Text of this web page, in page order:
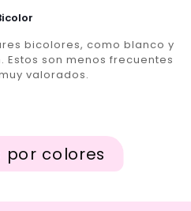
bicolores, como blanco y
son menos frecuentes
valorados.
por colores